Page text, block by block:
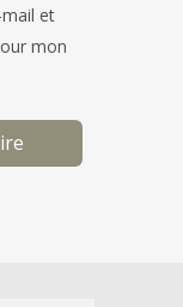
et
mon